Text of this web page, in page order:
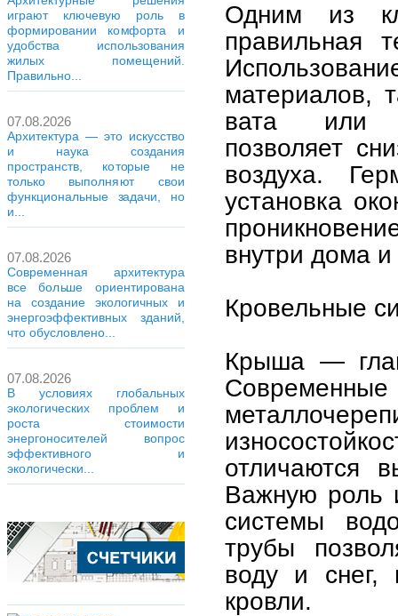
играют ключевую роль в
формировании комфорта и
удобства использования
жилых помещений.
Правильно...
07.08.2026
Архитектура — это искусство
и наука создания
пространств, которые не
только выполняют свои
функциональные задачи, но
и...
07.08.2026
Современная архитектура
все больше ориентирована
на создание экологичных и
энергоэффективных зданий,
что обусловлено...
07.08.2026
В условиях глобальных
экологических проблем и
роста стоимости
энергоносителей вопрос
эффективного и
экологически...
Одним из
правильная
материалов,
вата или
позволяет
воздуха.
установка
внутри дома
Кровельные
Крыша —
отличаются
Важную роль
системы
трубы
воду и снег,
кровли.